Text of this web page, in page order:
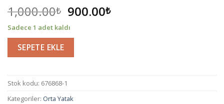
1,000.00₺ 900.00₺
Sadece 1 adet kaldı
SEPETE EKLE
Stok kodu: 676868-1
Kategoriler: Orta Yatak